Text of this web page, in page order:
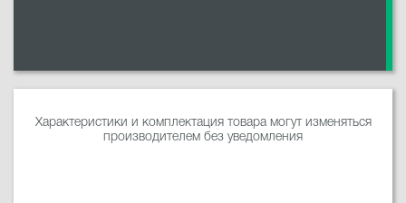
Характеристики и комплектация товара могут изменяться
производителем без уведомления